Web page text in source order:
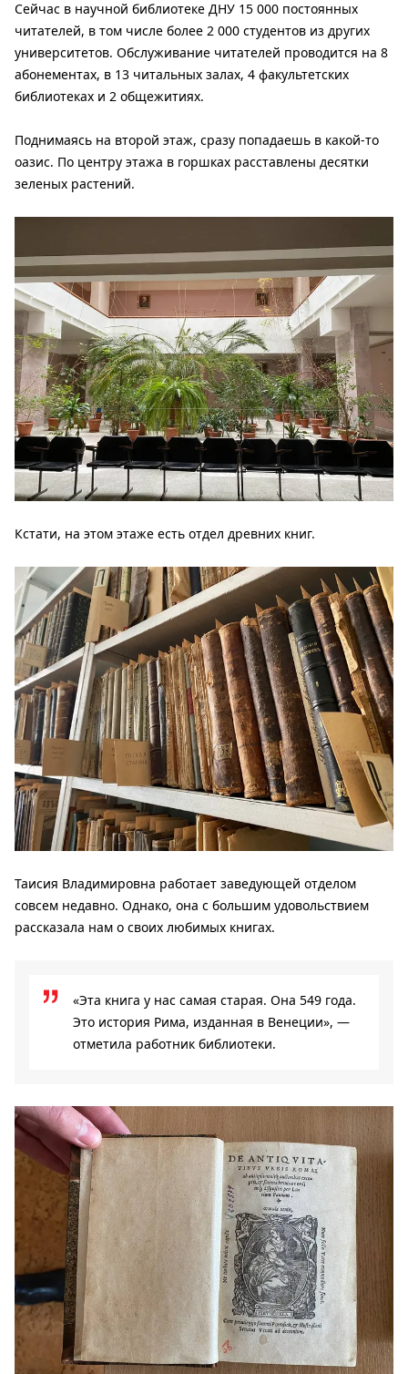
Сейчас в научной библиотеке ДНУ 15 000 постоянных
читателей, в том числе более 2 000 студентов из других
университетов. Обслуживание читателей проводится на 8
абонементах, в 13 читальных залах, 4 факультетских
библиотеках и 2 общежитиях.
Поднимаясь на второй этаж, сразу попадаешь в какой-то
оазис. По центру этажа в горшках расставлены десятки
зеленых растений.
Кстати, на этом этаже есть отдел древних книг.
Таисия Владимировна работает заведующей отделом
совсем недавно. Однако, она с большим удовольствием
рассказала нам о своих любимых книгах.
«Эта книга у нас самая старая. Она 549 года.
Это история Рима, изданная в Венеции», —
отметила работник библиотеки.